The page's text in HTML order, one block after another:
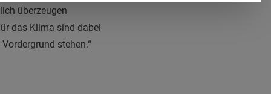
überzeugen
das Klima sind dabei
stehen.“